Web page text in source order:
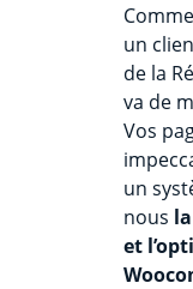
un
de la
va de
Vos
un
nous
et